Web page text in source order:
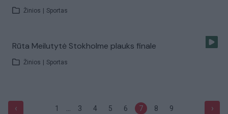
Žinios | Sportas
Rūta Meilutytė Stokholme plauks finale
Žinios | Sportas
‹ 1 3 4 5 6 7 8 9 ›